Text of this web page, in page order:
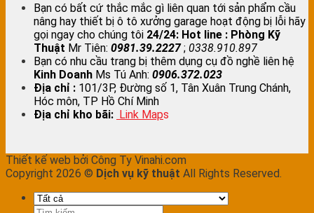
Bạn có bất cứ thắc mắc gì liên quan tới sản phẩm cầu
nâng hay thiết bị ô tô xưởng garage hoạt động bị lỗi hãy
gọi ngay cho chúng tôi 24/24: Hot line : Phòng Kỹ
Thuật Mr Tiên: 0981.39.2227; 0338.910.897
Bạn có nhu cầu trang bị thêm dụng cụ đồ nghề liên hệ
Kinh Doanh Ms Tú Anh: 0906.372.023
Địa chỉ : 101/3P, Đường số 1, Tân Xuân Trung Chánh,
Hóc môn, TP Hồ Chí Minh
Địa chỉ kho bãi: Link Maps
Thiết kế web bởi Công Ty Vinahi.com
Copyright 2026 © Dịch vụ kỹ thuật All Rights Reserved.